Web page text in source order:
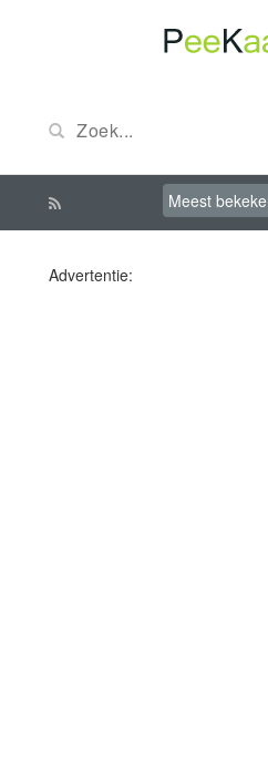
Meest
Advertentie: